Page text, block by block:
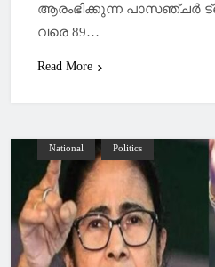
ആരംഭിക്കുന്ന പാസഞ്ചർ
വരെ 89…
Read More
National Politics